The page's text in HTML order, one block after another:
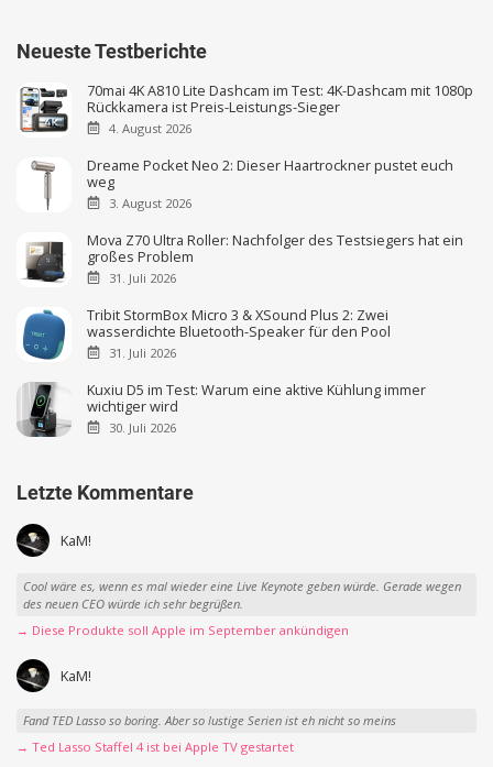
Neueste Testberichte
70mai 4K A810 Lite Dashcam im Test: 4K-Dashcam mit 1080p
Rückkamera ist Preis-Leistungs-Sieger
4. August 2026
Dreame Pocket Neo 2: Dieser Haartrockner pustet euch
weg
3. August 2026
Mova Z70 Ultra Roller: Nachfolger des Testsiegers hat ein
großes Problem
31. Juli 2026
Tribit StormBox Micro 3 & XSound Plus 2: Zwei
wasserdichte Bluetooth-Speaker für den Pool
31. Juli 2026
Kuxiu D5 im Test: Warum eine aktive Kühlung immer
wichtiger wird
30. Juli 2026
Letzte Kommentare
KaM!
Cool wäre es, wenn es mal wieder eine Live Keynote geben würde. Gerade wegen
des neuen CEO würde ich sehr begrüßen.
→ Diese Produkte soll Apple im September ankündigen
KaM!
Fand TED Lasso so boring. Aber so lustige Serien ist eh nicht so meins
→ Ted Lasso Staffel 4 ist bei Apple TV gestartet